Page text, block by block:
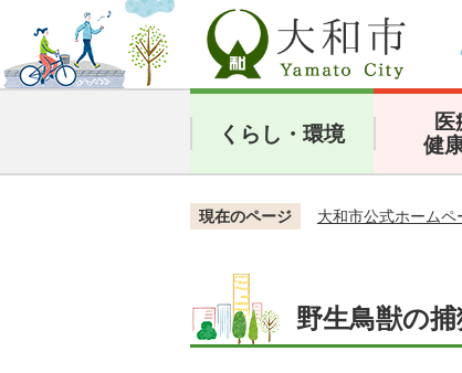
くらし・環境
医
健
現在のページ 大和市公式ホームペ
野生鳥獣の